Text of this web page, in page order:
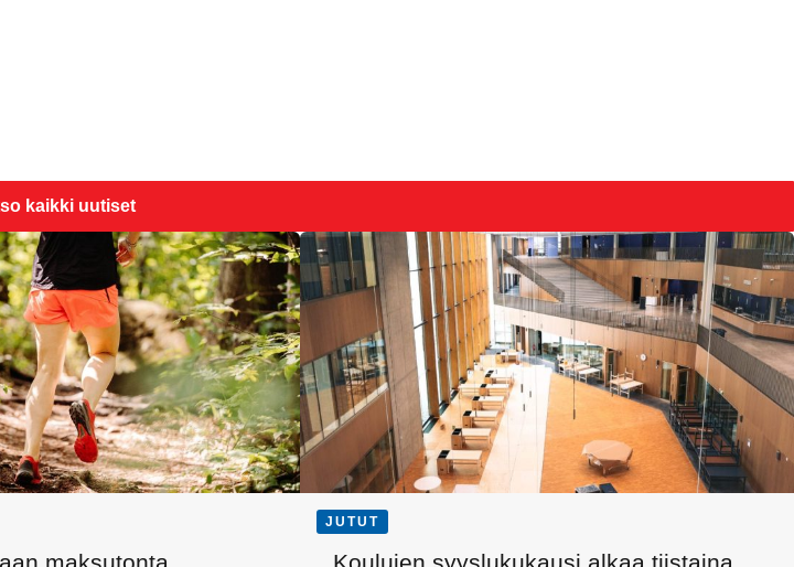
kaikki uutiset
JUTUT